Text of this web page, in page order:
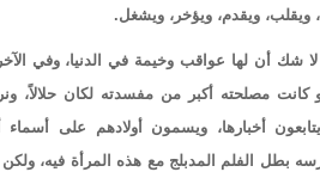
ويقلب، ويقدم، ويؤخر، ويشغل.
شك أن لها عواقب وخيمة في الدنيا، وفي
كانت مصلحته أكبر من مفسدته لكان حلالاً،
أخبارها، ويسمون أولادهم على أسماء
بطل الفلم المدبلج مع هذه المرأة فيه،